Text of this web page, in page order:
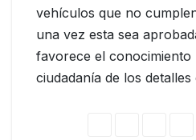
vehículos que no
una vez esta sea
favorece el
ciudadanía de los detalles